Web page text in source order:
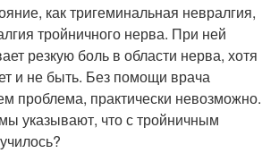
как тригеминальная невралгия,
тройничного нерва. При ней
резкую боль в области нерва, хотя
и не быть. Без помощи врача
проблема, практически невозможно.
указывают, что с тройничным